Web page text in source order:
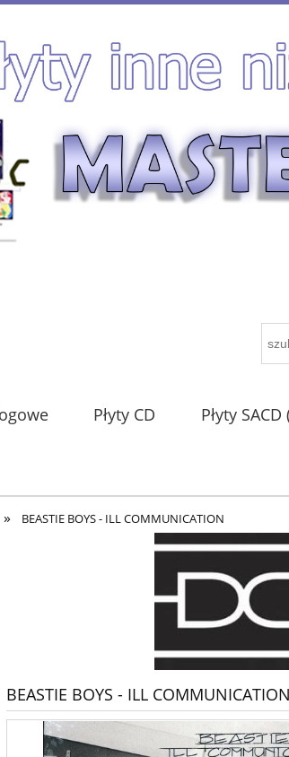
Płyty CD Płyty
» BEASTIE BOYS - ILL COMMUNICATION
BEASTIE BOYS - ILL COMMUNICATION